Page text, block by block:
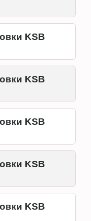
KSB
KSB
KSB
KSB
KSB